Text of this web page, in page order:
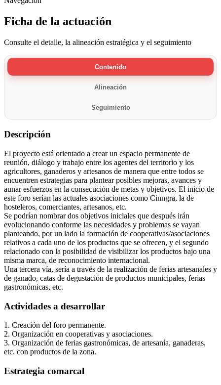
Ficha de la actuación
Consulte el detalle, la alineación estratégica y el seguimiento
Contenido
Alineación
Seguimiento
Descripción
El proyecto está orientado a crear un espacio permanente de
reunión, diálogo y trabajo entre los agentes del territorio y los
agricultores, ganaderos y artesanos de manera que entre todos se
encuentren estrategias para plantear posibles mejoras, avances y
aunar esfuerzos en la consecución de metas y objetivos. El inicio de
este foro serían las actuales asociaciones como Cinngra, la de
hosteleros, comerciantes, artesanos, etc.
Se podrían nombrar dos objetivos iniciales que después irán
evolucionando conforme las necesidades y problemas se vayan
planteando, por un lado la formación de cooperativas/asociaciones
relativos a cada uno de los productos que se ofrecen, y el segundo
relacionado con la posibilidad de visibilizar los productos bajo una
misma marca, de reconocimiento internacional.
Una tercera vía, sería a través de la realización de ferias artesanales y
de ganado, catas de degustación de productos municipales, ferias
gastronómicas, etc.
Actividades a desarrollar
1. Creación del foro permanente.
2. Organización en cooperativas y asociaciones.
3. Organización de ferias gastronómicas, de artesanía, ganaderas,
etc. con productos de la zona.
Estrategia comarcal